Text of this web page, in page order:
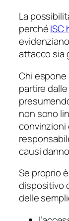
La
perchéISC
attacco sia
Chi
partire
non sono
convinzioni
causi
Se proprio
dispositivo
delle